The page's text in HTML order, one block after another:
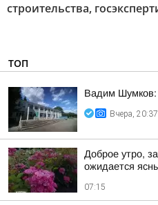
строительства,
ТОП
Вадим Шумков:
Вчера, 20:37
Доброе утро,
ожидается
07:15